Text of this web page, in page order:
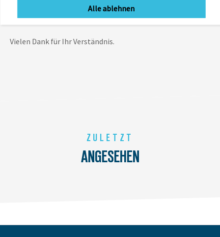
jeweiligen Verkaufskanal (Onlineshop oder Ladengeschäft)
ausgewiesen ist.
Vielen Dank für Ihr Verständnis.
ZULETZT
ANGESEHEN
Alle ablehnen